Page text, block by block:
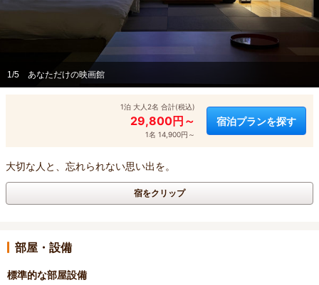
1/5 あなただけの映画館
1泊 大人2名 合計(税込)
29,800円～
1名 14,900円～
宿泊プランを探す
大切な人と、忘れられない思い出を。
宿をクリップ
部屋・設備
標準的な部屋設備